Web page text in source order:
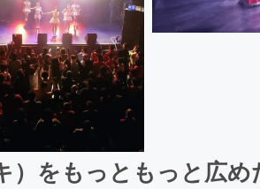
をもっともっと広め